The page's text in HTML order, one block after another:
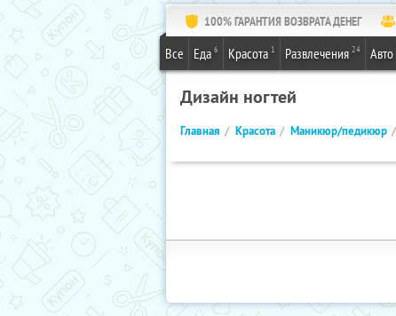
100% ГАРАНТИЯ ВОЗВРАТА ДЕНЕГ
Все Еда 6 Красота 1 Развлечения 24 Авто
Дизайн ногтей
Главная Красота Маникюр/педикюр